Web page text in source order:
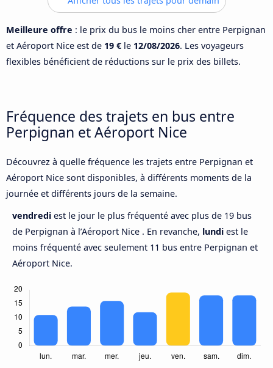
Meilleure offre : le prix du bus le moins cher entre Perpignan
et Aéroport Nice est de 19 € le 12/08/2026. Les voyageurs
flexibles bénéficient de réductions sur le prix des billets.
Fréquence des trajets en bus entre
Perpignan et Aéroport Nice
Découvrez à quelle fréquence les trajets entre Perpignan et
Aéroport Nice sont disponibles, à différents moments de la
journée et différents jours de la semaine.
vendredi est le jour le plus fréquenté avec plus de 19 bus
de Perpignan à l’Aéroport Nice . En revanche, lundi est le
moins fréquenté avec seulement 11 bus entre Perpignan et
Aéroport Nice.